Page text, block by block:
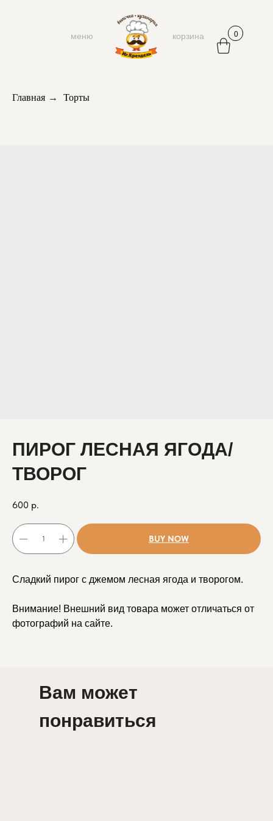
меню корзина 0
Главная → Торты
ПИРОГ ЛЕСНАЯ ЯГОДА/
ТВОРОГ
600 р.
BUY NOW
Сладкий пирог с джемом лесная ягода и творогом.
Внимание! Внешний вид товара может отличаться от
фотографий на сайте.
Вам может
понравиться